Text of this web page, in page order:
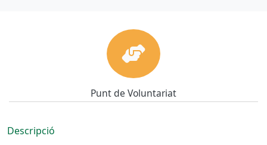
Punt de Voluntariat
Descripció